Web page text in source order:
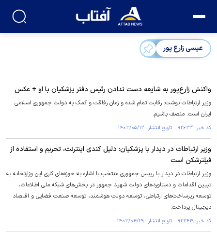
عیسی زارع پور
واکنش زارع‌پور به شایعه دست ندادن رئیس دفتر پزشکیان با او + عکس
وزیر ارتباطات نوشت: رقابت تمام شده و زمان رفاقت و کمک به دولت جمهوری اسلامی
ایران است. منصف باشیم.
کد خبر: ۹۲۶۲۲۱ تاریخ انتشار : ۱۴۰۳/۰۵/۱۲
وزیر ارتباطات در دیدار با پزشکیان: دلیل کندی اینترنت، تحریم و استفاده از
فیلترشکن است
وزیر ارتباطات در دیدار با رییس جمهوری منتخب با اشاره به حوزه‌های کاری این وزارتخانه به
تبیین اقدامات و دستاورد‌های دولت شهید جمهور در بخش‌های شبکه ملی اطلاعات،
توسعه زیرساخت‌های ارتباطی، توسعه دولت هوشمند، توسعه صنعت فضایی و اقتصاد
دیجیتال پرداخت.
کد خبر: ۹۲۲۴۱۹ تاریخ انتشار : ۱۴۰۳/۰۴/۲۹